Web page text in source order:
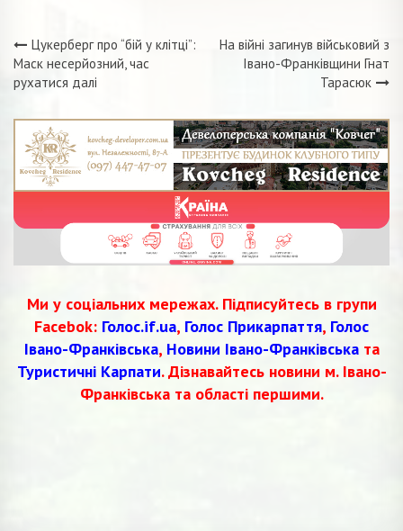
Навігація
Цукерберг про “бій у клітці”:
Маск несерйозний, час
рухатися далі
На війні загинув військовий з
Івано-Франківщини Гнат
Тарасюк
Ми у соціальних мережах. Підписуйтесь в групи
Facebok: Голос.if.ua, Голос Прикарпаття, Голос
Івано-Франківська, Новини Івано-Франківськата
Туристичні Карпати. Дізнавайтесь новини м. Івано-
Франківська та області першими.